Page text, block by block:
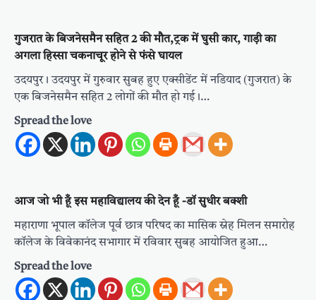
गुजरात के बिजनेसमैन सहित 2 की मौत,ट्रक में घुसी कार, गाड़ी का
अगला हिस्सा चकनाचूर होने से फंसे घायल
उदयपुर। उदयपुर में गुरुवार सुबह हुए एक्सीडेंट में नडियाद (गुजरात) के
एक बिजनेसमैन सहित 2 लोगों की मौत हो गई।…
Spread the love
आज जो भी हूँ इस महाविद्यालय की देन हूँ -डॉ सुधीर बक्शी
महाराणा भूपाल कॉलेज पूर्व छात्र परिषद का मासिक स्नेह मिलन समारोह
कॉलेज के विवेकानंद सभागार में रविवार सुबह आयोजित हुआ…
Spread the love